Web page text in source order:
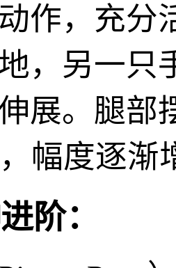
作，充分
，另一只
展。腿部
幅度逐渐
阶：